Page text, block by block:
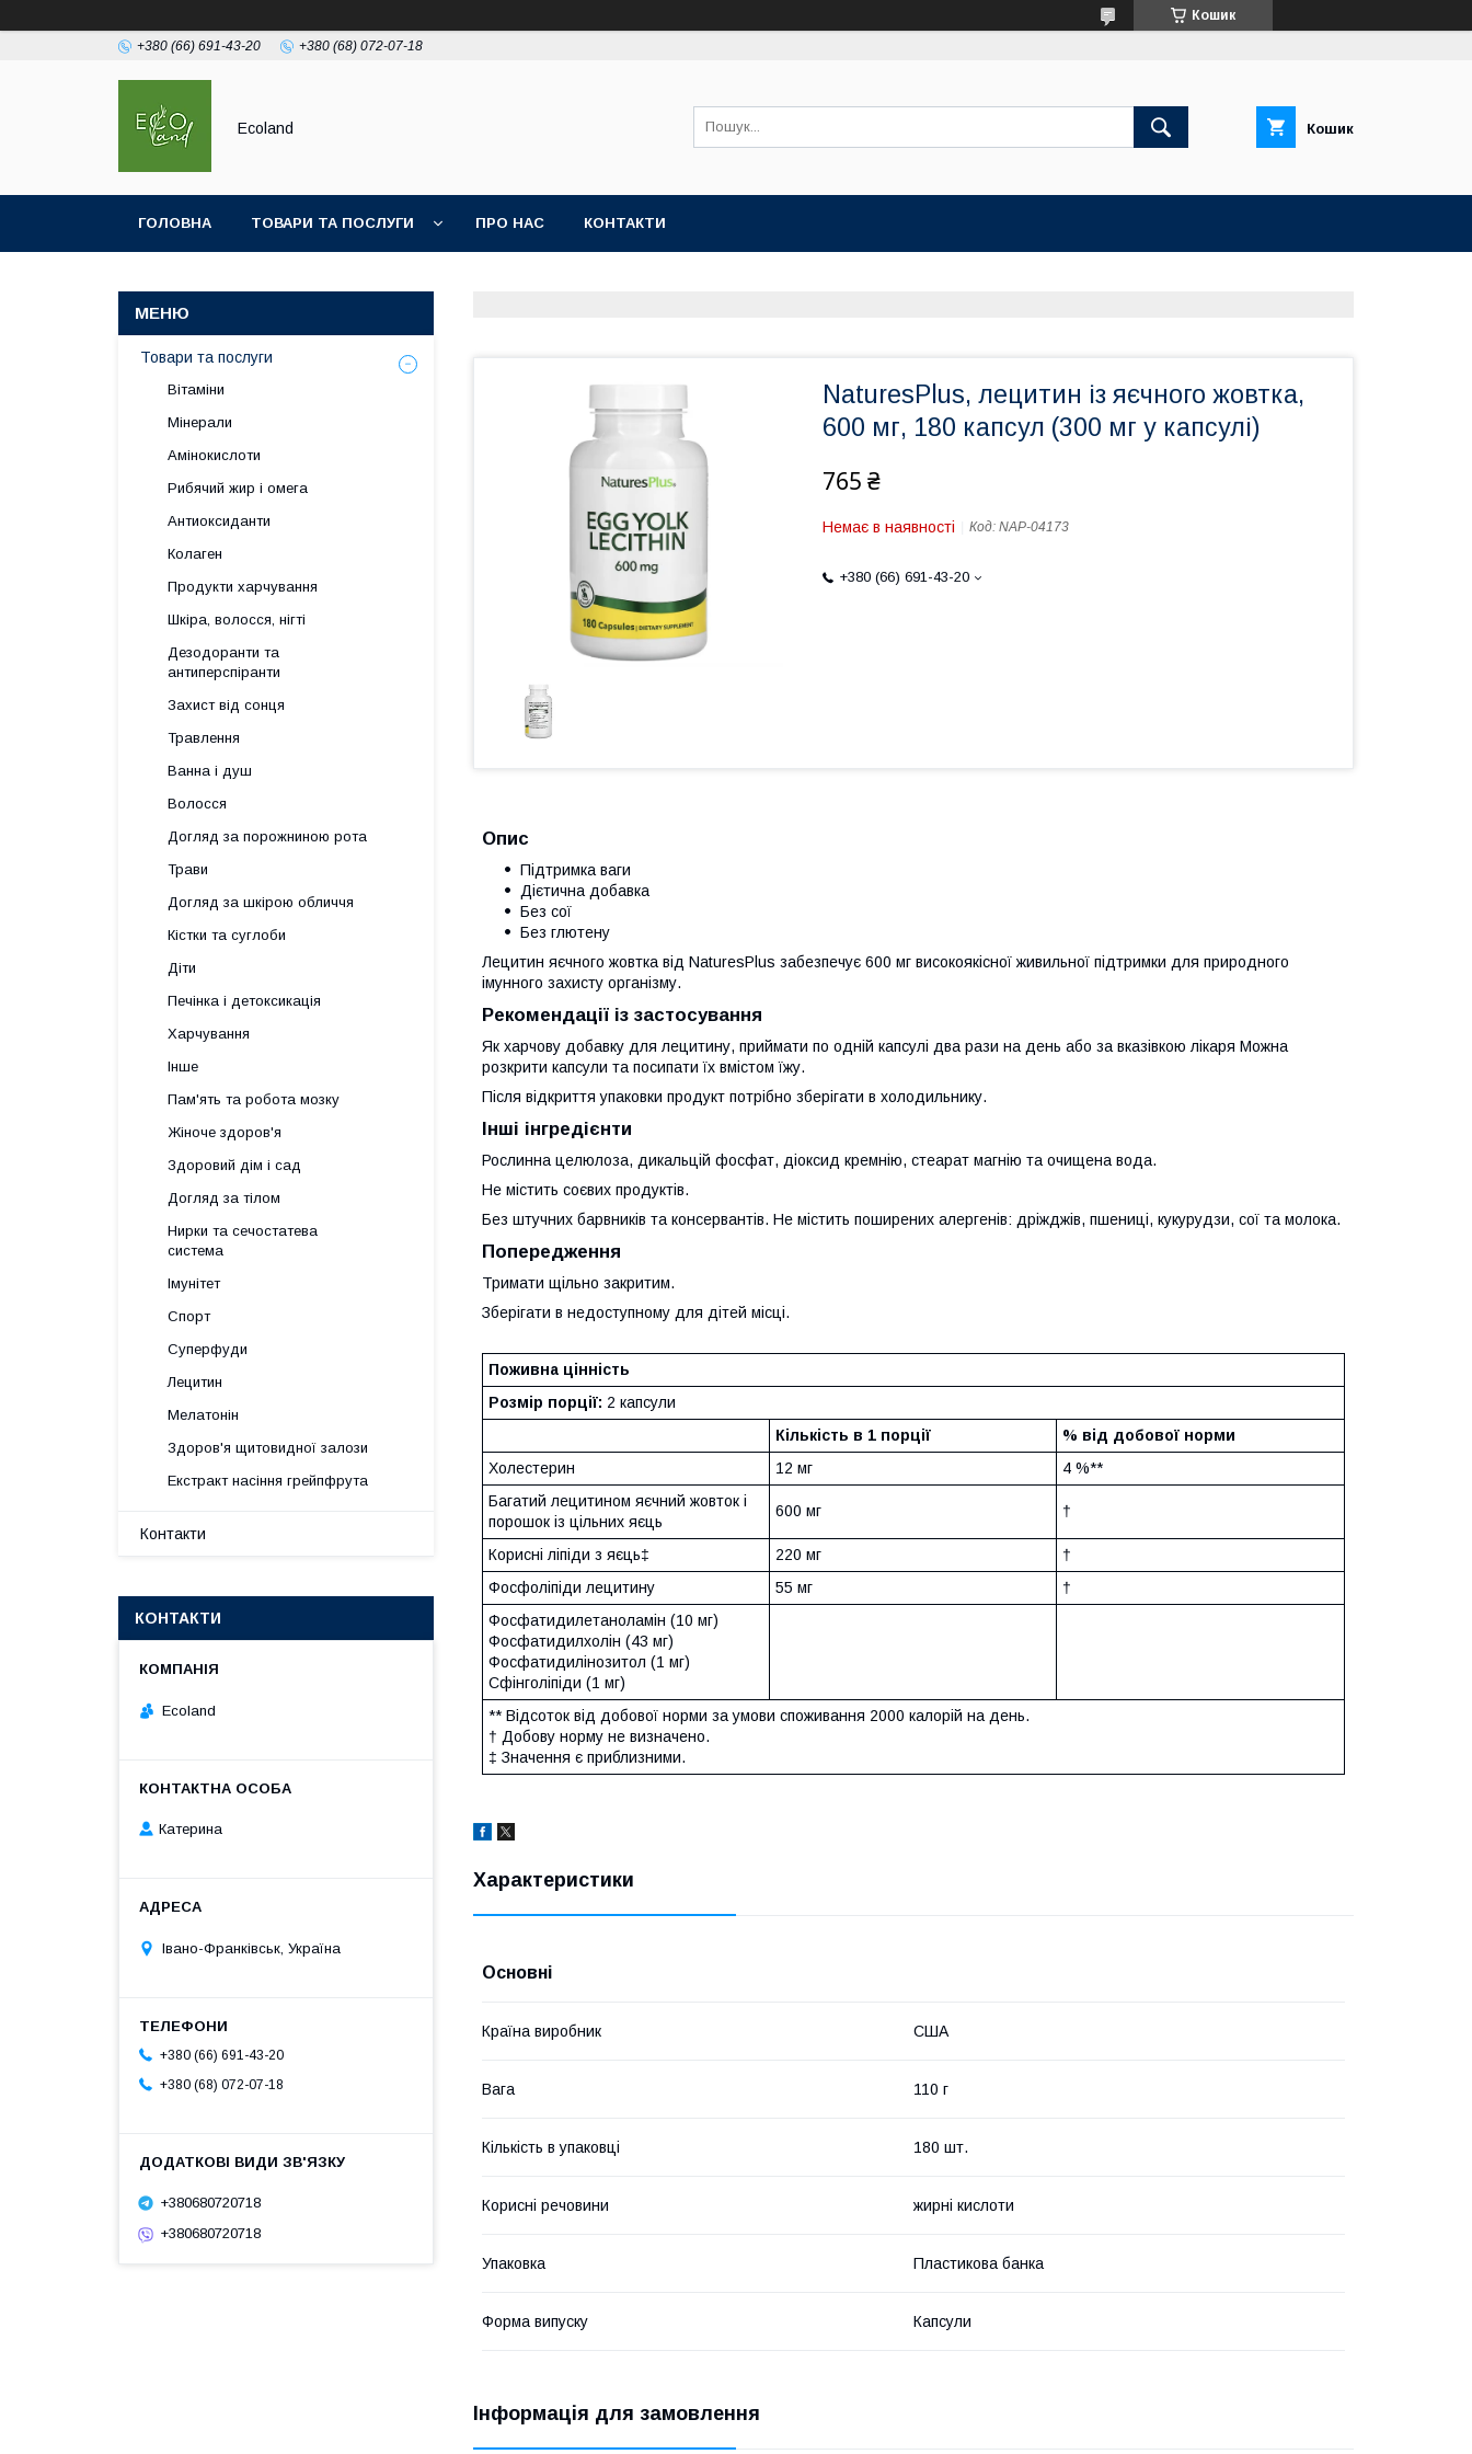
Кошик
+380 (66) 691-43-20 +380 (68) 072-07-18
Ecoland Кошик
ГОЛОВНА ТОВАРИ ТА ПОСЛУГИ ПРО НАС КОНТАКТИ
NaturesPlus, лецитин із яєчного жовтка,
600 мг, 180 капсул (300 мг у капсулі)
765 ₴
Немає в наявності Код: NAP-04173
+380 (66) 691-43-20
Опис
Підтримка ваги
Дієтична добавка
Без сої
Без глютену
Лецитин яєчного жовтка від NaturesPlus забезпечує 600 мг високоякісної живильної підтримки для природного
імунного захисту організму.
Рекомендації із застосування
Як харчову добавку для лецитину, приймати по одній капсулі два рази на день або за вказівкою лікаря Можна
розкрити капсули та посипати їх вмістом їжу.
Після відкриття упаковки продукт потрібно зберігати в холодильнику.
Інші інгредієнти
Рослинна целюлоза, дикальцій фосфат, діоксид кремнію, стеарат магнію та очищена вода.
Не містить соєвих продуктів.
Без штучних барвників та консервантів. Не містить поширених алергенів: дріжджів, пшениці, кукурудзи, сої та молока.
Попередження
Тримати щільно закритим.
Зберігати в недоступному для дітей місці.
Поживна цінність
Розмір порції: 2 капсули
Кількість в 1 порції
% від добової норми
Холестерин
12 мг
4 %**
Багатий лецитином яєчний жовток і
порошок із цільних яєць
600 мг †
Корисні ліпіди з яєць‡ 220 мг
†
Фосфоліпіди лецитину
55 мг
†
Фосфатидилетаноламін (10 мг)
Фосфатидилхолін (43 мг)
Фосфатидилінозитол (1 мг)
Сфінголіпіди (1 мг)
** Відсоток від добової норми за умови споживання 2000 калорій на день.
† Добову норму не визначено.
‡ Значення є приблизними.
Характеристики
Основні
Країна виробник США
Вага 110 г
Кількість в упаковці 180 шт.
Корисні речовини жирні кислоти
Упаковка Пластикова банка
Форма випуску Капсули
Інформація для замовлення
Товари та послуги
Вітаміни
Мінерали
Амінокислоти
Рибячий жир і омега
Антиоксиданти
Колаген
Продукти харчування
Шкіра, волосся, нігті
Дезодоранти та
антиперспіранти
Захист від сонця
Травлення
Ванна і душ
Волосся
Догляд за порожниною рота
Трави
Догляд за шкірою обличчя
Кістки та суглоби
Діти
Печінка і детоксикація
Харчування
Інше
Пам'ять та робота мозку
Жіноче здоров'я
Здоровий дім і сад
Догляд за тілом
Нирки та сечостатева
система
Імунітет
Спорт
Суперфуди
Лецитин
Мелатонін
Здоров'я щитовидної залози
Екстракт насіння грейпфрута
Контакти
КОНТАКТИ
Ecoland
Катерина
Івано-Франківськ, Україна
+380 (66) 691-43-20
+380 (68) 072-07-18
+380680720718
+380680720718